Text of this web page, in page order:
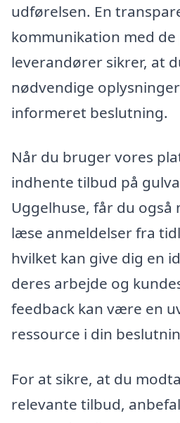
udførelsen. En
kommunikation med
leverandører sikrer, at
nødvendige
informeret beslutning.
Når du bruger vores
indhente tilbud på
Uggelhuse, får du også
læse anmeldelser fra
hvilket kan give dig en
deres arbejde og
feedback kan være en
ressource i din
For at sikre, at du
relevante tilbud,